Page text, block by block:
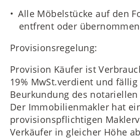
Alle Möbelstücke auf den
entfrent oder
Provisionsregelung:
Provision Käufer ist
19% MwSt.verdient und
Beurkundung des notariellen
Der Immobilienmakler hat
provisionspflichtigen
Verkäufer in gleicher Höhe